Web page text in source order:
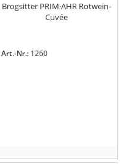
Brogsitter PRIM·AHR Rotwein-
Cuvée
Art.-Nr.: 1260